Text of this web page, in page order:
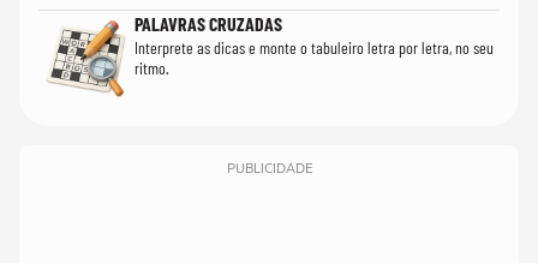
PALAVRAS CRUZADAS
Interprete as dicas e monte o tabuleiro letra por letra, no seu
ritmo.
PUBLICIDADE